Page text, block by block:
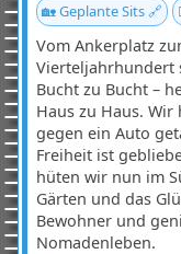
🏡 Geplante Sits 🔗
Vom Ankerplatz
Vierteljahrhundert
Bucht zu Bucht –
Haus zu Haus. Wir
gegen ein Auto
Freiheit ist
hüten wir nun im
Gärten und das
Bewohner und
Nomadenleben.